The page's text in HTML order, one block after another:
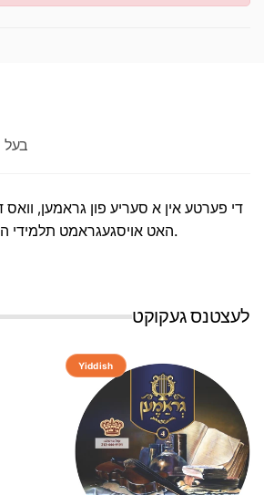
די פערטע אין א סעריע פון גראמען,
האט אויסגעגראמט תלמידי הישיבה ביי זייער חתונה.
לעצטנס געקוקט
Yiddish